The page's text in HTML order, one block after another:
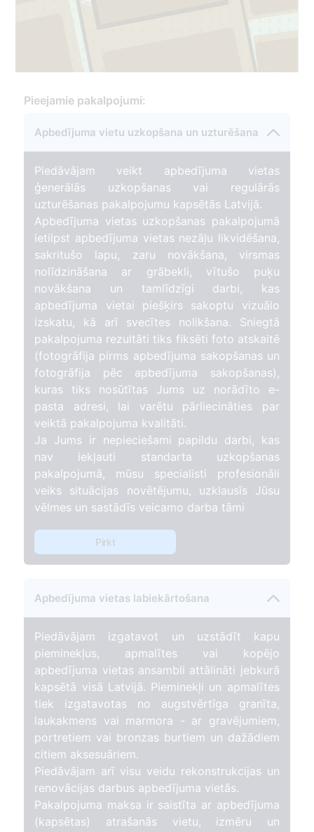
65
1
Pieejamie pakalpojumi:
Apbedījuma vietu uzkopšana un uzturēšana
Piedāvājam veikt apbedījuma vietas
ģenerālās uzkopšanas vai regulārās
uzturēšanas pakalpojumu kapsētās Latvijā.
Apbedījuma vietas uzkopšanas pakalpojumā
ietilpst apbedījuma vietas nezāļu likvidēšana,
sakritušo lapu, zaru novākšana, virsmas
nolīdzināšana ar grābekli, vītušo puķu
novākšana un tamlīdzīgi darbi, kas
apbedījuma vietai piešķirs sakoptu vizuālo
izskatu, kā arī svecītes nolikšana. Sniegtā
pakalpojuma rezultāti tiks fiksēti foto atskaitē
(fotogrāfija pirms apbedījuma sakopšanas un
fotogrāfija pēc apbedījuma sakopšanas),
kuras tiks nosūtītas Jums uz norādīto e-
pasta adresi, lai varētu pārliecināties par
veiktā pakalpojuma kvalitāti.
Ja Jums ir nepieciešami papildu darbi, kas
nav iekļauti standarta uzkopšanas
pakalpojumā, mūsu specialisti profesionāli
veiks situācijas novētējumu, uzklausīs Jūsu
vēlmes un sastādīs veicamo darba tāmi
Pirkt
Apbedījuma vietas labiekārtošana
Piedāvājam izgatavot un uzstādīt kapu
pieminekļus, apmalītes vai kopējo
apbedījuma vietas ansambli attālināti jebkurā
kapsētā visā Latvijā. Pieminekļi un apmalītes
tiek izgatavotas no augstvērtīga granīta,
laukakmens vai marmora - ar gravējumiem,
portretiem vai bronzas burtiem un dažādiem
citiem aksesuāriem.
Piedāvājam arī visu veidu rekonstrukcijas un
renovācijas darbus apbedījuma vietās.
Pakalpojuma maksa ir saistīta ar apbedījuma
(kapsētas) atrašanās vietu, izmēru un